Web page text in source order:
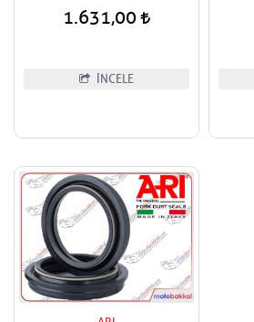
1.631,00
İNCELE